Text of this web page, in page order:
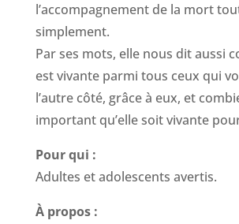
l’accompagnement de la mort
simplement.
Par ses mots, elle nous dit aussi
est vivante parmi tous ceux qui
l’autre côté, grâce à eux, et
important qu’elle soit vivante
Pour qui :
Adultes et adolescents avertis.
À propos :